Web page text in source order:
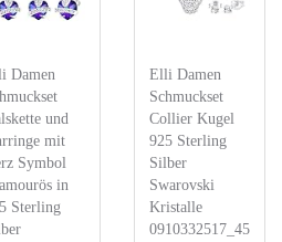
Damen
und
mit
Symbol
in
Sterling
Elli Damen
Schmuckset
Collier Kugel
925 Sterling
Silber
Swarovski
Kristalle
0910332517_45